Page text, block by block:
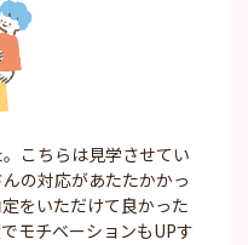
こちらは見学させてい
の対応があたたかかっ
をいただけて良かった
モチベーションもUPす